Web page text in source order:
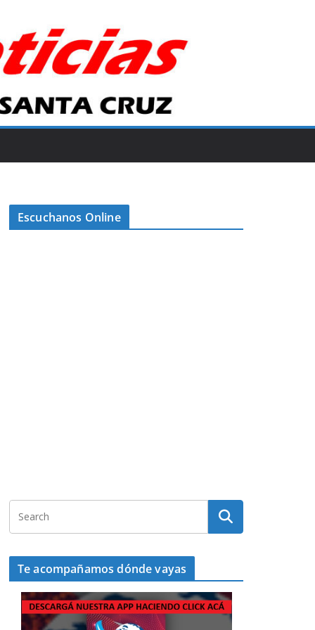
Escuchanos Online
Te acompañamos dónde vayas